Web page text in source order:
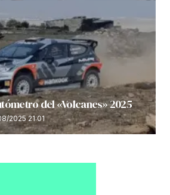
del «Volcanes» 2025
2025 21:01